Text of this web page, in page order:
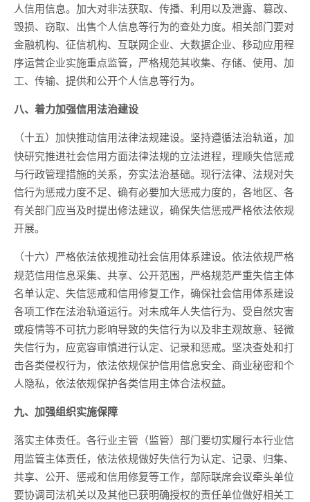
人信用信息。加大对非法获取、传播、利用以及泄露、篡改、
毁损、窃取、出售个人信息等行为的查处力度。相关部门要对
金融机构、征信机构、互联网企业、大数据企业、移动应用程
序运营企业实施重点监管，严格规范其收集、存储、使用、加
工、传输、提供和公开个人信息等行为。
八、着力加强信用法治建设
（十五）加快推动信用法律法规建设。 坚持遵循法治轨道，加
快研究推进社会信用方面法律法规的立法进程，理顺失信惩戒
与行政管理措施的关系，夯实法治基础。现行法律、法规对失
信行为惩戒力度不足、确有必要加大惩戒力度的，各地区、各
有关部门应当及时提出修法建议，确保失信惩戒严格依法依规
开展。
（十六）严格依法依规推动社会信用体系建设。 依法依规严格
规范信用信息采集、共享、公开范围，严格规范严重失信主体
名单认定、失信惩戒和信用修复工作，确保社会信用体系建设
各项工作在法治轨道运行。对未成年人失信行为、受自然灾害
或疫情等不可抗力影响导致的失信行为以及非主观故意、轻微
失信行为，应宽容审慎进行认定、记录和惩戒。坚决查处和打
击各类侵权行为，依法依规保护信用信息安全、商业秘密和个
人隐私，依法依规保护各类信用主体合法权益。
九、加强组织实施保障
落实主体责任。 各行业主管（监管）部门要切实履行本行业信
用监管主体责任，依法依规做好失信行为认定、记录、归集、
共享、公开、惩戒和信用修复等工作，部际联席会议牵头单位
要协调司法机关以及其他已获明确授权的责任单位做好相关工